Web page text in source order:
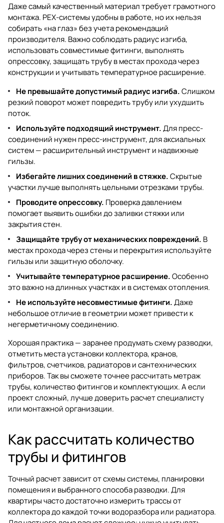
Даже самый качественный материал требует грамотного
монтажа. PEX-системы удобны в работе, но их нельзя
собирать «на глаз» без учета рекомендаций
производителя. Важно соблюдать радиус изгиба,
использовать совместимые фитинги, выполнять
опрессовку, защищать трубу в местах прохода через
конструкции и учитывать температурное расширение.
Не превышайте допустимый радиус изгиба.Слишком
резкий поворот может повредить трубу или ухудшить
поток.
Используйте подходящий инструмент.Для пресс-
соединений нужен пресс-инструмент, для аксиальных
систем — расширительный инструмент и надвижные
гильзы.
Избегайте лишних соединений в стяжке.Скрытые
участки лучше выполнять цельными отрезками трубы.
Проводите опрессовку. Проверка давлением
помогает выявить ошибки до заливки стяжки или
закрытия стен.
Защищайте трубу от механических повреждений. В
местах прохода через стены и перекрытия используйте
гильзы или защитную оболочку.
Учитывайте температурное расширение.Особенно
это важно на длинных участках и в системах отопления.
Не используйте несовместимые фитинги.Даже
небольшое отличие в геометрии может привести к
негерметичному соединению.
Хорошая практика — заранее продумать схему разводки,
отметить места установки коллектора, кранов,
фильтров, счетчиков, радиаторов и сантехнических
приборов. Так вы сможете точнее рассчитать метраж
трубы, количество фитингов и комплектующих. А если
проект сложный, лучше доверить расчет специалисту
или монтажной организации.
Как рассчитать количество
трубы и фитингов
Точный расчет зависит от схемы системы, планировки
помещения и выбранного способа разводки. Для
квартиры часто достаточно измерить трассы от
коллектора до каждой точки водоразбора или радиатора.